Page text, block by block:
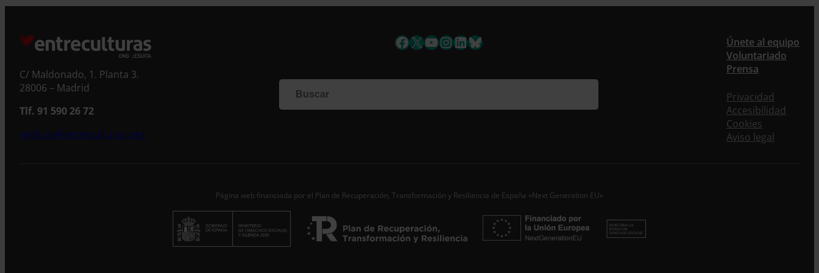
Suscríbete a la newsletter
Si quieres recibir nuestra newsletter mensual y los
información, no dejes de completar este formulario.
Al instante, te daremos de alta en nuestra base de
datos y podrás estar al tanto de todas las novedades.
Correo electrónico *
C/ Maldonado, 1. Planta 3.
28006 – Madrid
Tlf. 91 590 26 72
noticias@entreculturas.org
Facebook
X YouTube
Instagram
LinkedIn
Bluesky
Únete al equipo
Voluntariado
Prensa
Privacidad
Accesibilidad
Cookies
Aviso legal
Página web financiada por el Plan de Recuperación, Transformación y Resiliencia de España «Next Generation EU»